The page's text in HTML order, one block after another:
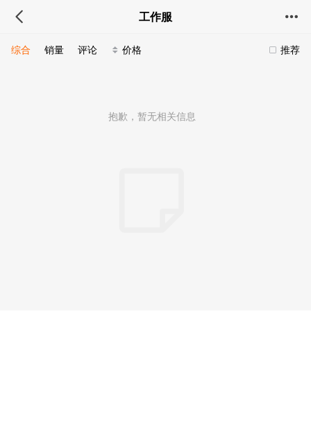
工作服
推荐
综合 销量 评论 价格
抱歉，暂无相关信息